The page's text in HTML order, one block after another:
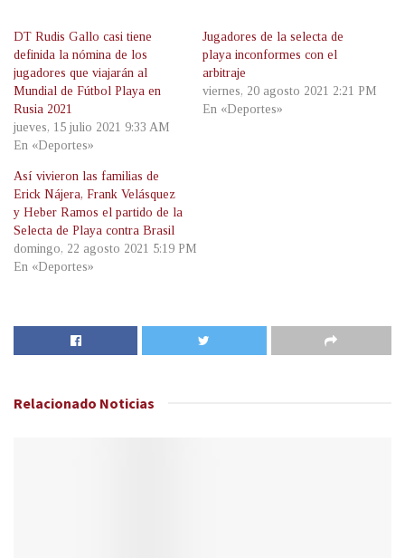
DT Rudis Gallo casi tiene
definida la nómina de los
jugadores que viajarán al
Mundial de Fútbol Playa en
Rusia 2021
jueves, 15 julio 2021 9:33 AM
En «Deportes»
Jugadores de la selecta de
playa inconformes con el
arbitraje
viernes, 20 agosto 2021 2:21 PM
En «Deportes»
Así vivieron las familias de
Erick Nájera, Frank Velásquez
y Heber Ramos el partido de la
Selecta de Playa contra Brasil
domingo, 22 agosto 2021 5:19 PM
En «Deportes»
Relacionado Noticias